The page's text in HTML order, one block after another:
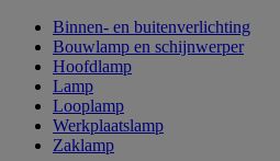
Binnen- en buitenverlichting
Bouwlamp en schijnwerper
Hoofdlamp
Lamp
Looplamp
Werkplaatslamp
Zaklamp